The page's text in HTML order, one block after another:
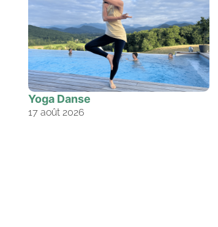
Yoga Danse
17 août 2026